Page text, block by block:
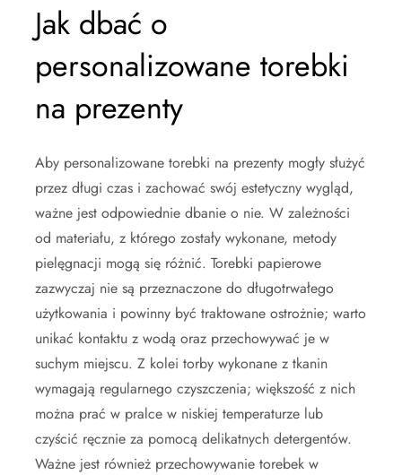
Jak dbać o
personalizowane torebki
na prezenty
Aby personalizowane torebki na prezenty mogły służyć
przez długi czas i zachować swój estetyczny wygląd,
ważne jest odpowiednie dbanie o nie. W zależności
od materiału, z którego zostały wykonane, metody
pielęgnacji mogą się różnić. Torebki papierowe
zazwyczaj nie są przeznaczone do długotrwałego
użytkowania i powinny być traktowane ostrożnie; warto
unikać kontaktu z wodą oraz przechowywać je w
suchym miejscu. Z kolei torby wykonane z tkanin
wymagają regularnego czyszczenia; większość z nich
można prać w pralce w niskiej temperaturze lub
czyścić ręcznie za pomocą delikatnych detergentów.
Ważne jest również przechowywanie torebek w